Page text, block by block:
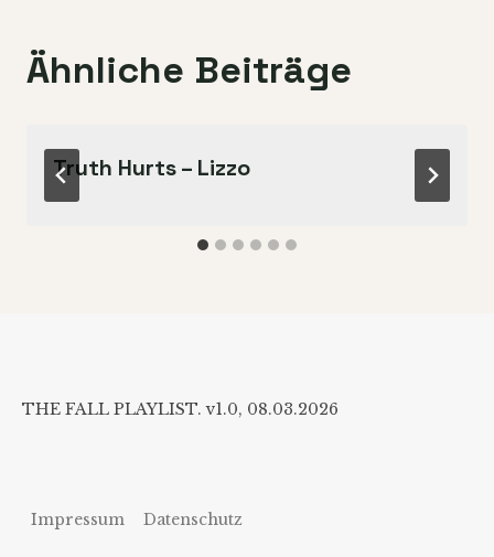
Ähnliche Beiträge
Truth Hurts – Lizzo
THE FALL PLAYLIST. v1.0, 08.03.2026
Impressum Datenschutz